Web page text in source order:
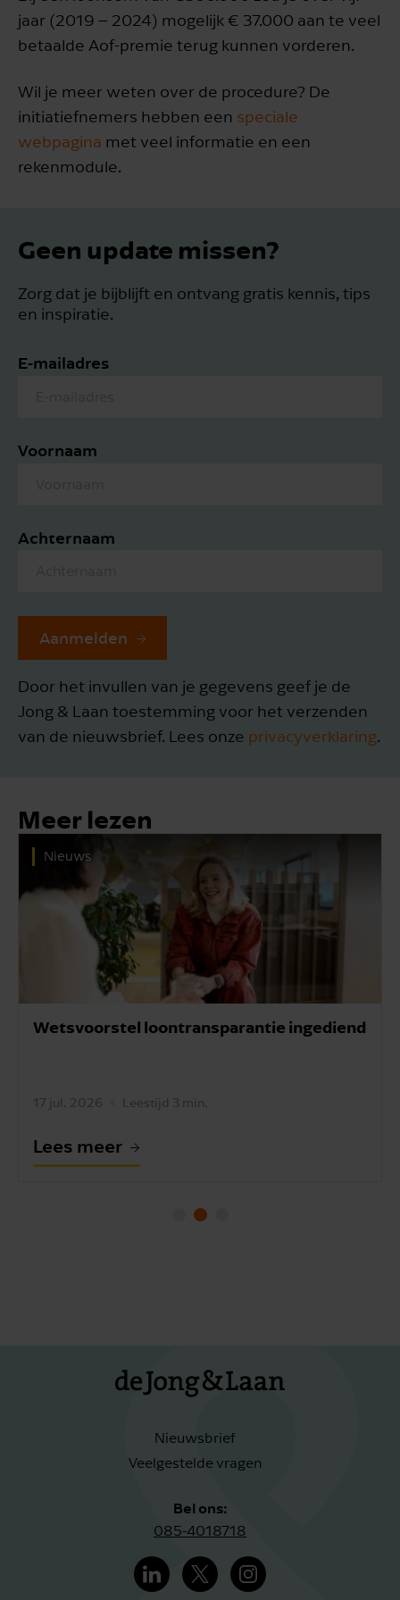
jaar (2019 – 2024) mogelijk € 37.000 aan te veel
betaalde Aof-premie terug kunnen vorderen.
Wil je meer weten over de procedure? De
initiatiefnemers hebben een speciale
webpagina met veel informatie en een
rekenmodule.
Geen update missen?
Zorg dat je bijblijft en ontvang gratis kennis, tips
en inspiratie.
E-mailadres
Voornaam
Achternaam
Aanmelden
Door het invullen van je gegevens geef je de
Jong & Laan toestemming voor het verzenden
van de nieuwsbrief. Lees onze privacyverklaring.
Meer lezen
Nieuws
Wetsvoorstel loontransparantie ingediend
17 jul. 2026 Leestijd 3 min.
Lees meer
Nieuwsbrief
Veelgestelde vragen
Bel ons:
085-4018718